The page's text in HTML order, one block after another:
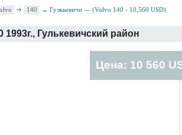
140 → Гулькевичи — (Volvo 140 - 10,560 USD)
Гулькевичский район
Цена: 10 560